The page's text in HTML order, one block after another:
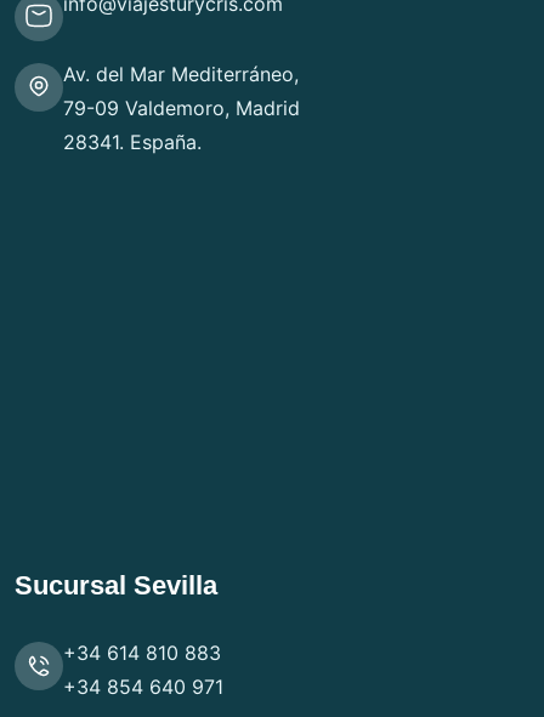
Av. del Mar Mediterráneo,
79-09 Valdemoro, Madrid
28341. España.
Sucursal Sevilla
+34 614 810 883
+34 854 640 971